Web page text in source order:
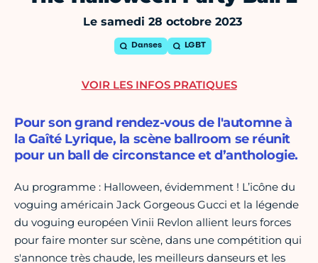
Le samedi 28 octobre 2023
Danses LGBT
Pour son grand rendez-vous de l'automne à
la Gaîté Lyrique, la scène ballroom se réunit
pour un ball de circonstance et d’anthologie.
Au programme : Halloween, évidemment ! L’icône du
voguing américain Jack Gorgeous Gucci et la légende
du voguing européen Vinii Revlon allient leurs forces
pour faire monter sur scène, dans une compétition qui
s'annonce très chaude, les meilleurs danseurs et les
VOIR LES INFOS PRATIQUES